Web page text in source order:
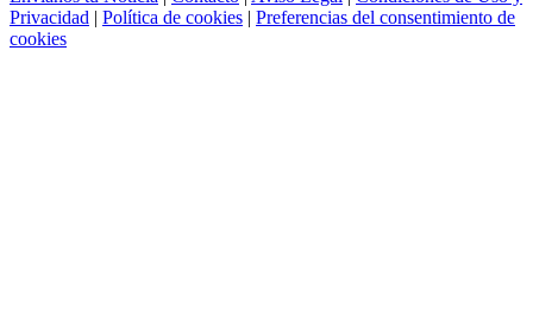
Privacidad | Política de cookies | Preferencias del consentimiento de
cookies